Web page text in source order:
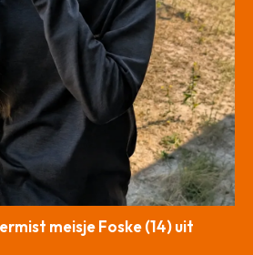
meisje Foske (14) uit